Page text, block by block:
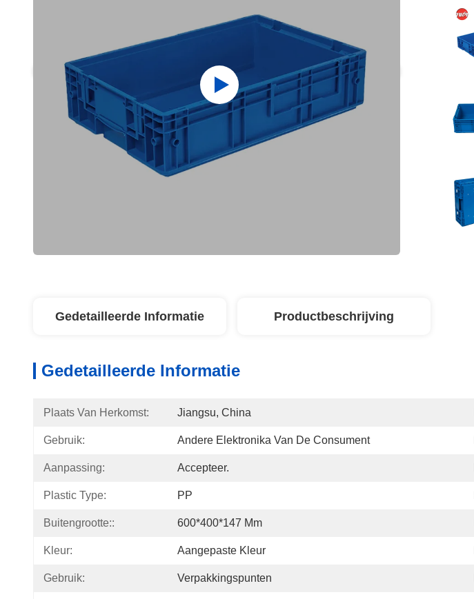
Gedetailleerde Informatie Productbeschrijving
Gedetailleerde Informatie
Plaats Van Herkomst: Jiangsu, China
Gebruik: Andere Elektronika Van De Consument
Aanpassing: Accepteer.
Plastic Type: PP
Buitengrootte:: 600*400*147 Mm
Kleur: Aangepaste Kleur
Gebruik: Verpakkingspunten